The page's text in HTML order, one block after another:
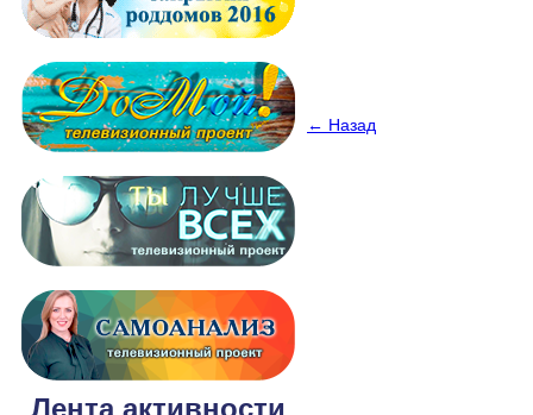
Лента активности
← Назад